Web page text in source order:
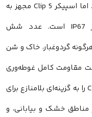
بارانی یا در مجاورت استخر استفاده کنید. اما اسپیکر Clip 5 مجهز به
گواهی استاندارد کامل‌تر و پیشرفته‌تر IP67 است. عدد شش
گردوغبار، خاک و شن
مقاومت کامل غوطه‌وری
در آب را پوشش میدهد. این موضوع Clip 5 را به گزینه‌ای بلامنازع برای
خشک و بیابانی، و